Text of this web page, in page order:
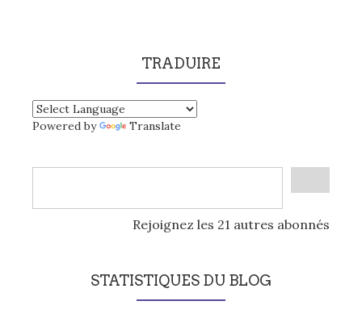
TRADUIRE
Powered by Translate
Rejoignez les 21 autres abonnés
STATISTIQUES DU BLOG